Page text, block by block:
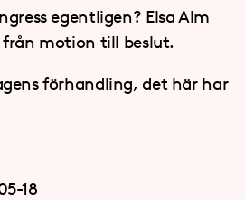
egentligen? Elsa Alm
motion till beslut.
förhandling, det här har
18